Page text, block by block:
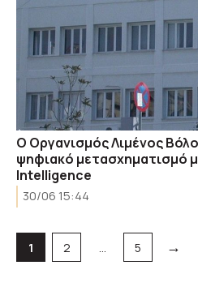
Ο Οργανισμός Λιμένος
ψηφιακό μετασχηματισμό
Intelligence
30/06 15:44
Σελίδα
1 Σελίδα
2 … Σελίδα
5 →